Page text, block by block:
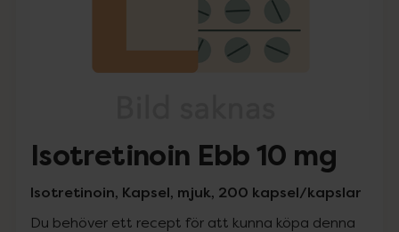
Isotretinoin Ebb 10 mg
Isotretinoin, Kapsel, mjuk, 200 kapsel/kapslar
Du behöver ett recept för att kunna köpa denna